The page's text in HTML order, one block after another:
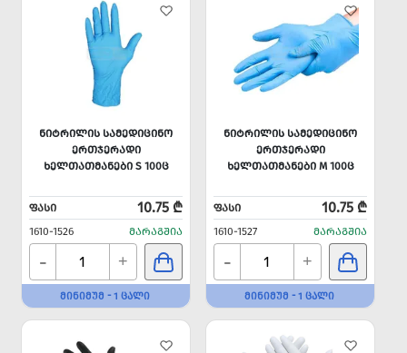
ᲜᲘᲢᲠᲘᲚᲘᲡ ᲡᲐᲛᲔᲓᲘᲪᲘᲜᲝ
ᲔᲠᲗᲯᲔᲠᲐᲓᲘ
ᲮᲔᲚᲗᲐᲗᲛᲐᲜᲔᲑᲘ S 100Ც
ᲤᲐᲡᲘ 10.75 ₾
1610-1526 ᲛᲐᲠᲐᲒᲨᲘᲐ
- +
ᲛᲘᲜᲘᲛᲣᲛ - 1 ᲪᲐᲚᲘ
ᲜᲘᲢᲠᲘᲚᲘᲡ ᲡᲐᲛᲔᲓᲘᲪᲘᲜᲝ
ᲔᲠᲗᲯᲔᲠᲐᲓᲘ
ᲮᲔᲚᲗᲐᲗᲛᲐᲜᲔᲑᲘ M 100Ც
ᲤᲐᲡᲘ 10.75 ₾
1610-1527 ᲛᲐᲠᲐᲒᲨᲘᲐ
- +
ᲛᲘᲜᲘᲛᲣᲛ - 1 ᲪᲐᲚᲘ